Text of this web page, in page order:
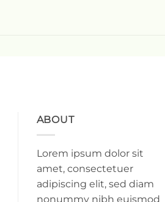
ABOUT
Lorem ipsum dolor sit
amet, consectetuer
adipiscing elit, sed diam
nonummy nibh euismod